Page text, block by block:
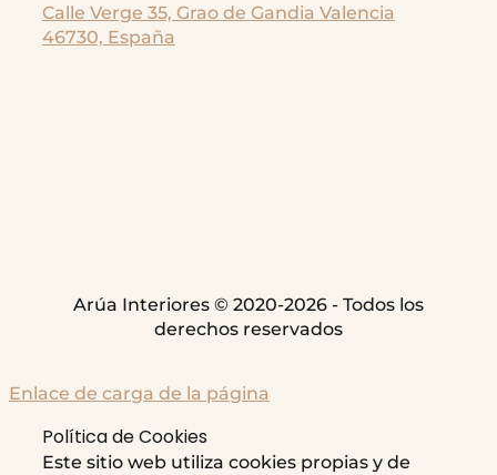
Calle Verge 35, Grao de Gandia Valencia
46730, España
Arúa Interiores © 2020-2026 - Todos los
derechos reservados
Enlace de carga de la página
Política de Cookies
Este sitio web utiliza cookies propias y de